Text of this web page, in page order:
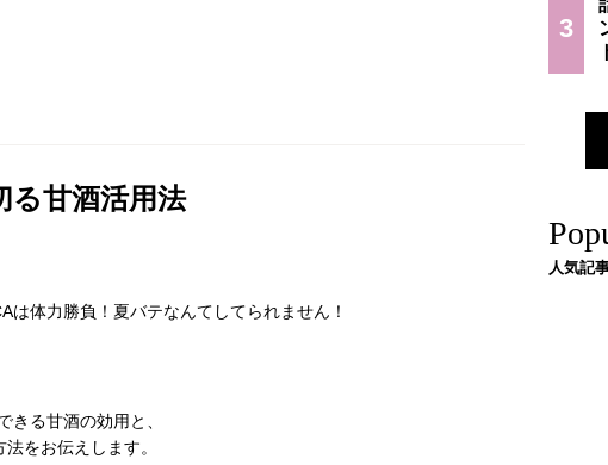
る甘酒活用法
体力勝負！夏バテなんてしてられません！
きる甘酒の効用と、
をお伝えします。
3
人気記